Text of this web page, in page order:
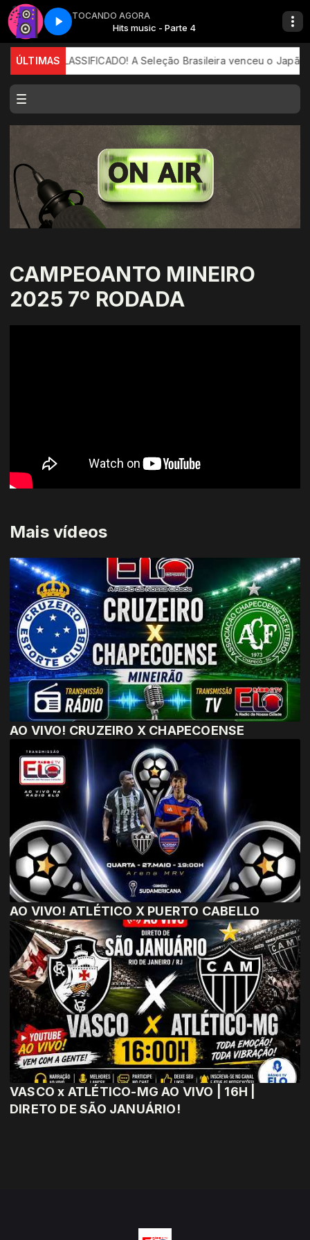
TOCANDO AGORA
4 Hits music - Parte 4
ÚLTIMAS
BRASIL CLASSIFICADO! A Seleção Brasileira venceu o Japão
CAMPEOANTO MINEIRO
2025 7º RODADA
Mais vídeos
AO VIVO! CRUZEIRO X CHAPECOENSE
AO VIVO! ATLÉTICO X PUERTO CABELLO
VASCO x ATLÉTICO-MG AO VIVO | 16H |
DIRETO DE SÃO JANUÁRIO!